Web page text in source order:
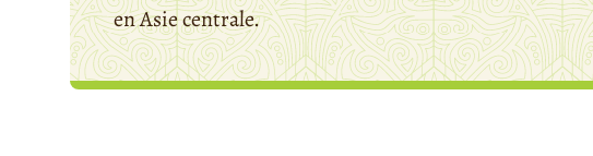
en Asie centrale.